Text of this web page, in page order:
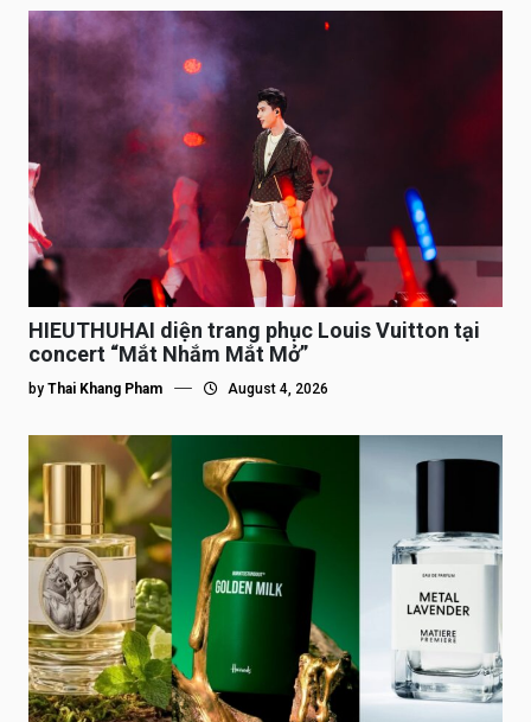
HIEUTHUHAI diện trang phục Louis Vuitton tại
concert “Mắt Nhắm Mắt Mở”
by Thai Khang Pham August 4, 2026